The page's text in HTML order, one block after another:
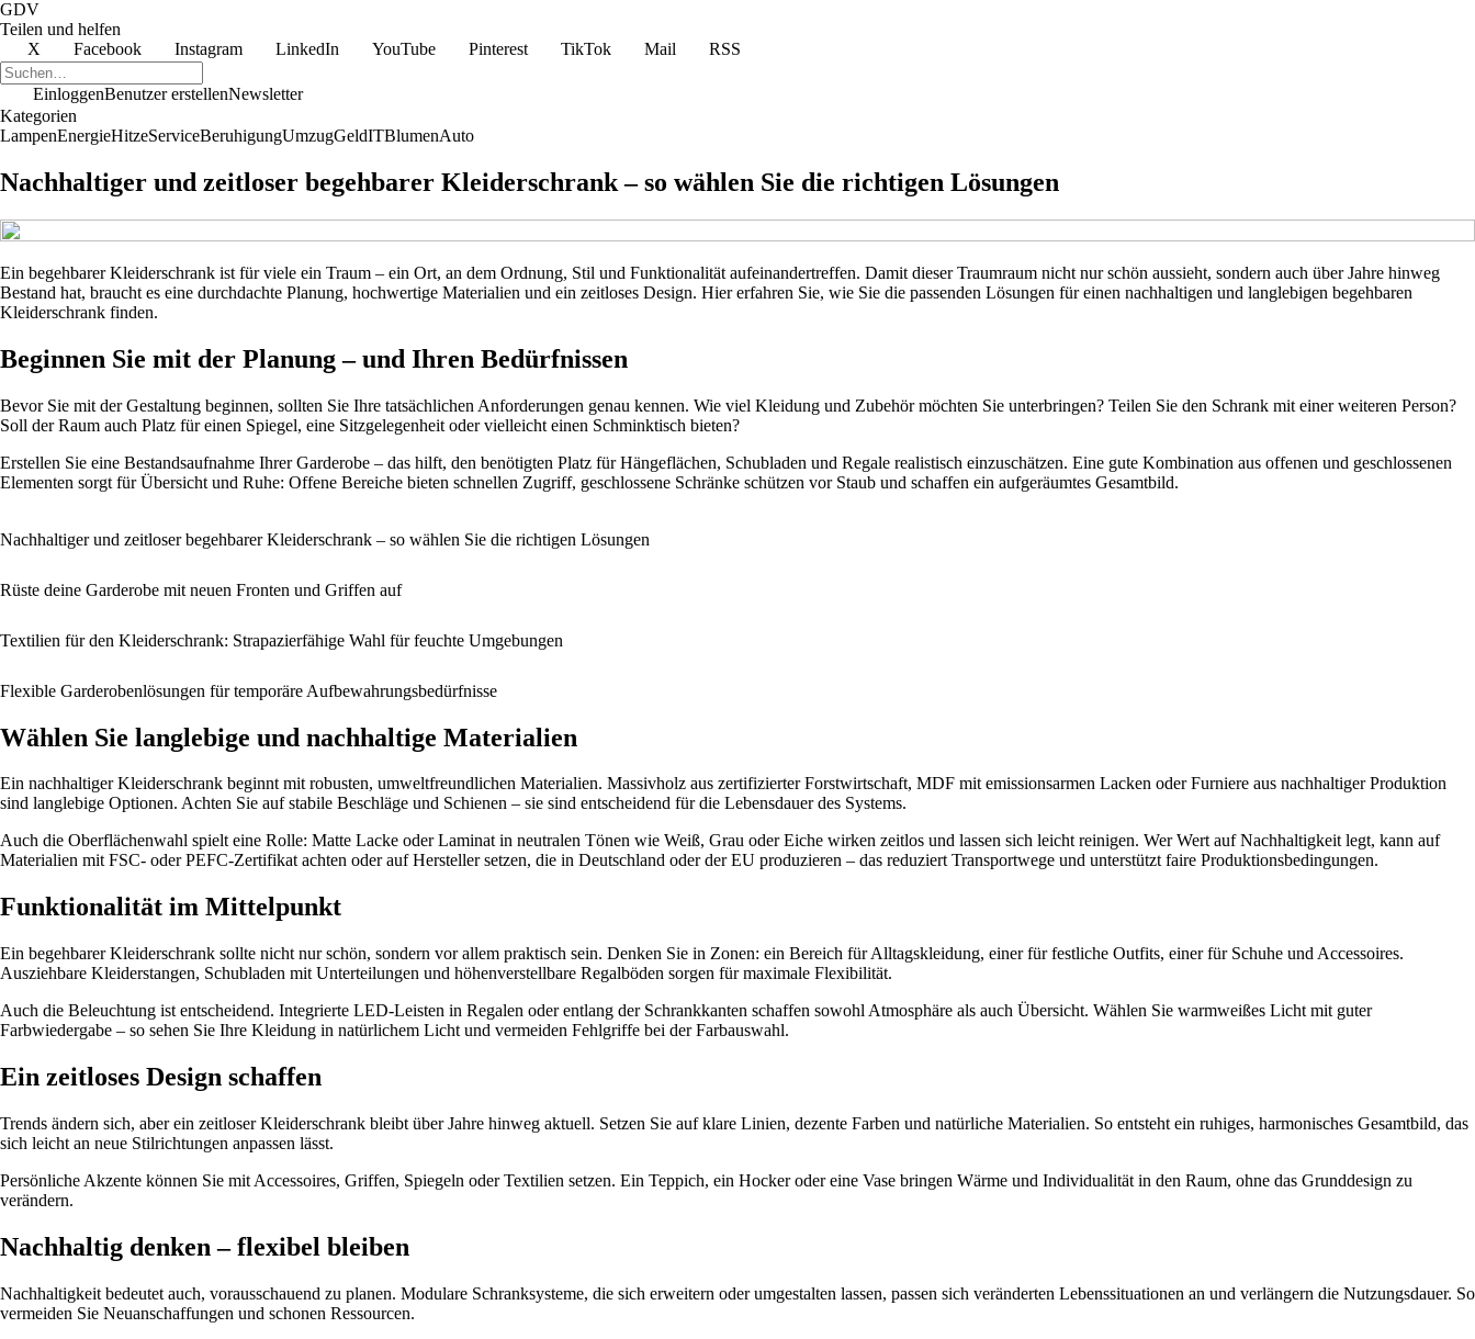
GDV
Teilen und helfen
X
Facebook Instagram LinkedIn YouTube Pinterest TikTok Mail RSS
EinloggenBenutzer erstellenNewsletter
Kategorien
LampenEnergieHitzeServiceBeruhigungUmzugGeldITBlumenAuto
Nachhaltiger und zeitloser begehbarer Kleiderschrank – so wählen Sie die richtigen Lösungen
Ein begehbarer Kleiderschrank ist für viele ein Traum – ein Ort, an dem Ordnung, Stil und Funktionalität aufeinandertreffen. Damit dieser Traumraum nicht nur schön aussieht, sondern auch über Jahre hinweg
Bestand hat, braucht es eine durchdachte Planung, hochwertige Materialien und ein zeitloses Design. Hier erfahren Sie, wie Sie die passenden Lösungen für einen nachhaltigen und langlebigen begehbaren
Kleiderschrank finden.
Beginnen Sie mit der Planung – und Ihren Bedürfnissen
Bevor Sie mit der Gestaltung beginnen, sollten Sie Ihre tatsächlichen Anforderungen genau kennen. Wie viel Kleidung und Zubehör möchten Sie unterbringen? Teilen Sie den Schrank mit einer weiteren Person?
Soll der Raum auch Platz für einen Spiegel, eine Sitzgelegenheit oder vielleicht einen Schminktisch bieten?
Erstellen Sie eine Bestandsaufnahme Ihrer Garderobe – das hilft, den benötigten Platz für Hängeflächen, Schubladen und Regale realistisch einzuschätzen. Eine gute Kombination aus offenen und geschlossenen
Elementen sorgt für Übersicht und Ruhe: Offene Bereiche bieten schnellen Zugriff, geschlossene Schränke schützen vor Staub und schaffen ein aufgeräumtes Gesamtbild.
Nachhaltiger und zeitloser begehbarer Kleiderschrank – so wählen Sie die richtigen Lösungen
Rüste deine Garderobe mit neuen Fronten und Griffen auf
Textilien für den Kleiderschrank: Strapazierfähige Wahl für feuchte Umgebungen
Flexible Garderobenlösungen für temporäre Aufbewahrungsbedürfnisse
Wählen Sie langlebige und nachhaltige Materialien
Ein nachhaltiger Kleiderschrank beginnt mit robusten, umweltfreundlichen Materialien. Massivholz aus zertifizierter Forstwirtschaft, MDF mit emissionsarmen Lacken oder Furniere aus nachhaltiger Produktion
sind langlebige Optionen. Achten Sie auf stabile Beschläge und Schienen – sie sind entscheidend für die Lebensdauer des Systems.
Auch die Oberflächenwahl spielt eine Rolle: Matte Lacke oder Laminat in neutralen Tönen wie Weiß, Grau oder Eiche wirken zeitlos und lassen sich leicht reinigen. Wer Wert auf Nachhaltigkeit legt, kann auf
Materialien mit FSC- oder PEFC-Zertifikat achten oder auf Hersteller setzen, die in Deutschland oder der EU produzieren – das reduziert Transportwege und unterstützt faire Produktionsbedingungen.
Funktionalität im Mittelpunkt
Ein begehbarer Kleiderschrank sollte nicht nur schön, sondern vor allem praktisch sein. Denken Sie in Zonen: ein Bereich für Alltagskleidung, einer für festliche Outfits, einer für Schuhe und Accessoires.
Ausziehbare Kleiderstangen, Schubladen mit Unterteilungen und höhenverstellbare Regalböden sorgen für maximale Flexibilität.
Auch die Beleuchtung ist entscheidend. Integrierte LED-Leisten in Regalen oder entlang der Schrankkanten schaffen sowohl Atmosphäre als auch Übersicht. Wählen Sie warmweißes Licht mit guter
Farbwiedergabe – so sehen Sie Ihre Kleidung in natürlichem Licht und vermeiden Fehlgriffe bei der Farbauswahl.
Ein zeitloses Design schaffen
Trends ändern sich, aber ein zeitloser Kleiderschrank bleibt über Jahre hinweg aktuell. Setzen Sie auf klare Linien, dezente Farben und natürliche Materialien. So entsteht ein ruhiges, harmonisches Gesamtbild, das
sich leicht an neue Stilrichtungen anpassen lässt.
Persönliche Akzente können Sie mit Accessoires, Griffen, Spiegeln oder Textilien setzen. Ein Teppich, ein Hocker oder eine Vase bringen Wärme und Individualität in den Raum, ohne das Grunddesign zu
verändern.
Nachhaltig denken – flexibel bleiben
Nachhaltigkeit bedeutet auch, vorausschauend zu planen. Modulare Schranksysteme, die sich erweitern oder umgestalten lassen, passen sich veränderten Lebenssituationen an und verlängern die Nutzungsdauer. So
vermeiden Sie Neuanschaffungen und schonen Ressourcen.